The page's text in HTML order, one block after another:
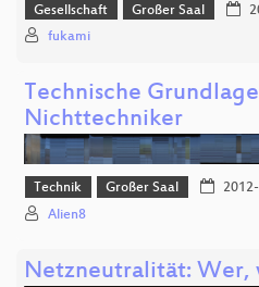
Gesellschaft Großer Saal
fukami
Technische
Nichttechniker
Technik Großer Saal
Alien8
Netzneutralität: Wer,